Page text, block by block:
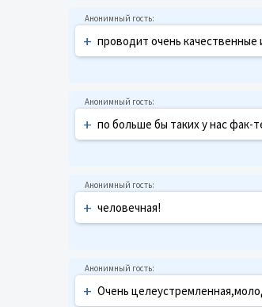
+ проводит очень качественные
+ по больше бы таких у нас фак-
+ человечная!
+ Очень